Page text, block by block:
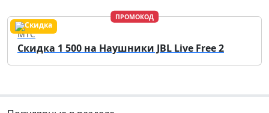
ПРОМОКОД
МТС
Скидка 1 500 на Наушники JBL Live Free 2